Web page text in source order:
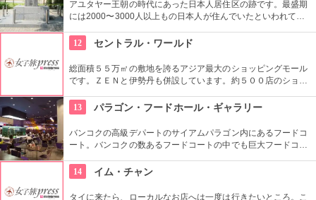
アユタヤー王朝の時代にあった日本人居住区の跡です。最盛期
には2000〜3000人以上もの日本人が住んでいたといわれてい
12
セントラル・ワールド
総面積５５万㎡の敷地を誇るアジア最大のショッピングモール
です。ＺＥＮと伊勢丹も併設しています。約５００店のショッ
ン、レストラン、映画館などの人気店舗が並んでいるので、こ
こに行けば何でも揃うと言われています。
13 パラゴン・フードホール・ギャラリー
バンコクの高級デパートのサイアムパラゴン内にあるフードコ
ート。バンコクの数あるフードコートの中でも巨大フードコー
ーツ〜とお値段もお手頃。清潔感のあるコート内には大きな水
槽があり、それを囲むようにテーブルが配置されているので、
綺麗な魚たちを見ながら食事ができます。
14 イム・チャン
タイに来たら、ローカルなお店へは一度は行きたいところ。こ